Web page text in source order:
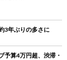
3年ぶりの多さに
算4万円超、渋滞・